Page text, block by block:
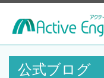
公式ブログ